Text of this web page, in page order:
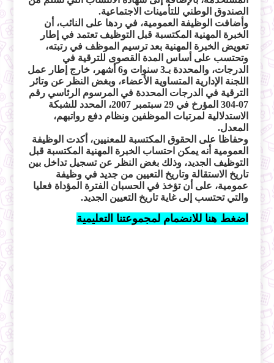
الصندوق الوطني للتأمينات الاجتماعية.
وأضافت الوظيفة العمومية، في ردها على النائب، أن
الخبرة المهنية المكتسبة قبل التوظيف تعتمد في إطار
تعويض الخبرة المهنية بعد ترسيم الموظف في رتبته،
وتحتسب على أساس المدة القصوى للترقية في
الدرجات، والمحددة بـ3 سنوات و6 أشهر، خارج إطار عمل
اللجنة الإدارية المتساوية الأعضاء، وبغض النظر عن وتائر
الترقية في الدرجات المحددة في المرسوم الرئاسي رقم
07-304 المؤرخ في 29 سبتمبر 2007، المحدد للشبكة
الاستدلالية لمرتبات الموظفين ونظام دفع رواتبهم،
المعدل.
وحفاظا على الحقوق المكتسبة للمعنيين، أكدت الوظيفة
العمومية أنه يمكن احتساب الخبرة المهنية المكتسبة قبل
التوظيف الجديد، وذلك بغض النظر عن تسجيل تداخل بين
تاريخ الاستقالة وتاريخ التعيين من جديد في وظيفة
عمومية، على أن تؤخذ في الحسبان الفترة المؤداة فعليا
والتي تحتسب إلى غاية تاريخ التعيين الجديد.
اضغط هنا للانضمام لمجموعتنا التعليمية